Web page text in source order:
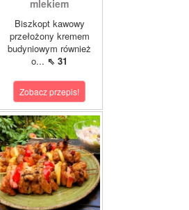
mlekiem
Biszkopt kawowy
przełożony kremem
budyniowym również
o... ⇖ 31
Zobacz przepis!